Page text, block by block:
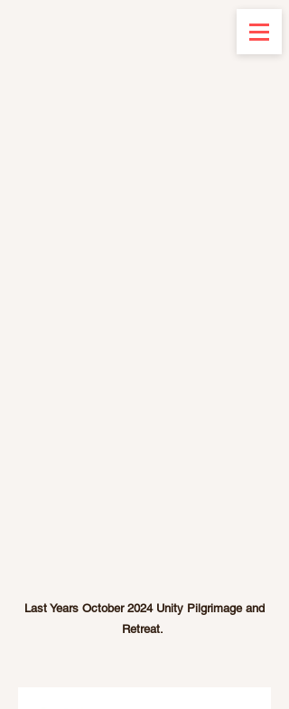
Last Years October 2024 Unity Pilgrimage and
Retreat.